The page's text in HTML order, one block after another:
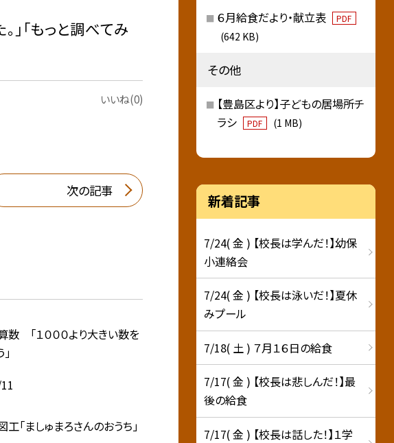
」「もっと調べてみ
いいね(0)
次の記事
「１０００より大きい数を
「ましゅまろさんのおうち」
６月給食だより・献立表 PDF
(642 KB)
その他
【豊島区より】子どもの居場所チ
ラシ
PDF (1 MB)
新着記事
7/24( 金 ) 【校長は学んだ！】幼保
小連絡会
7/24( 金 ) 【校長は泳いだ！】夏休
みプール
7/18( 土 ) ７月１６日の給食
7/17( 金 ) 【校長は悲しんだ！】最
後の給食
7/17( 金 ) 【校長は話した！】１学